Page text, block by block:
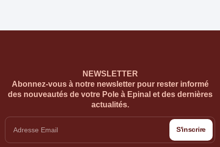
NEWSLETTER
Abonnez-vous à notre newsletter pour rester informé
des nouveautés de votre Pole à Epinal et des dernières
actualités.
S'inscrire